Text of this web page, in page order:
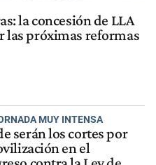
la concesión de LLA
las próximas reformas
MUY INTENSA
serán los cortes por
en el